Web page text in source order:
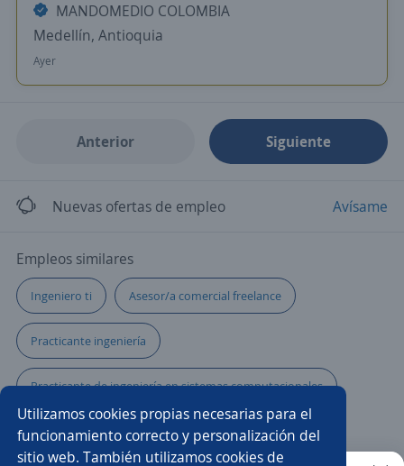
Utilizamos cookies propias necesarias para el
funcionamiento correcto y personalización del
sitio web. También utilizamos cookies de
MANDOMEDIO COLOMBIA
Medellín, Antioquia
Ayer
Anterior Siguiente
Nuevas ofertas de empleo Avísame
Empleos similares
Ingeniero ti Asesor/a comercial freelance
Practicante ingeniería
Practicante de ingeniería en sistemas computacionales
Asesor/a servicio al cliente INGENIERIA